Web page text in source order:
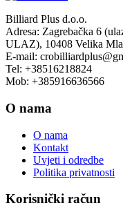
Billiard Plus d.o.o.
Adresa: Zagrebačka 6
ULAZ), 10408 Velika
E-mail:
Tel: +38516218824
Mob: +385916636566
O nama
O nama
Kontakt
Uvjeti i odredbe
Politika privatnosti
Korisnički račun